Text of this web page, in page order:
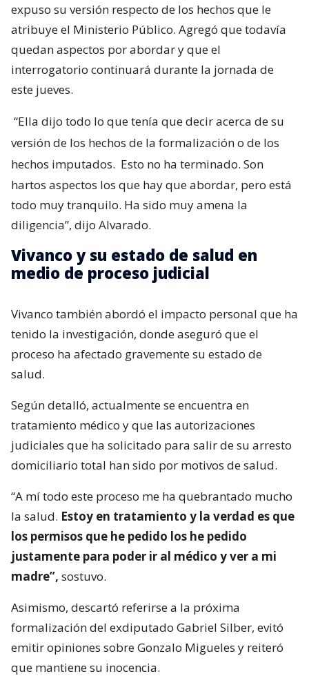
expuso su versión respecto de los hechos que le
atribuye el Ministerio Público. Agregó que todavía
quedan aspectos por abordar y que el
interrogatorio continuará durante la jornada de
este jueves.
“Ella dijo todo lo que tenía que decir acerca de su
versión de los hechos de la formalización o de los
hechos imputados. Esto no ha terminado. Son
hartos aspectos los que hay que abordar, pero está
todo muy tranquilo. Ha sido muy amena la
diligencia”, dijo Alvarado.
Vivanco y su estado de salud en
medio de proceso judicial
Vivanco también abordó el impacto personal que ha
tenido la investigación, donde aseguró que el
proceso ha afectado gravemente su estado de
salud.
Según detalló, actualmente se encuentra en
tratamiento médico y que las autorizaciones
judiciales que ha solicitado para salir de su arresto
domiciliario total han sido por motivos de salud.
“A mí todo este proceso me ha quebrantado mucho
la salud. Estoy en tratamiento y la verdad es que
los permisos que he pedido los he pedido
justamente para poder ir al médico y ver a mi
madre”, sostuvo.
Asimismo, descartó referirse a la próxima
formalización del exdiputado Gabriel Silber, evitó
emitir opiniones sobre Gonzalo Migueles y reiteró
que mantiene su inocencia.